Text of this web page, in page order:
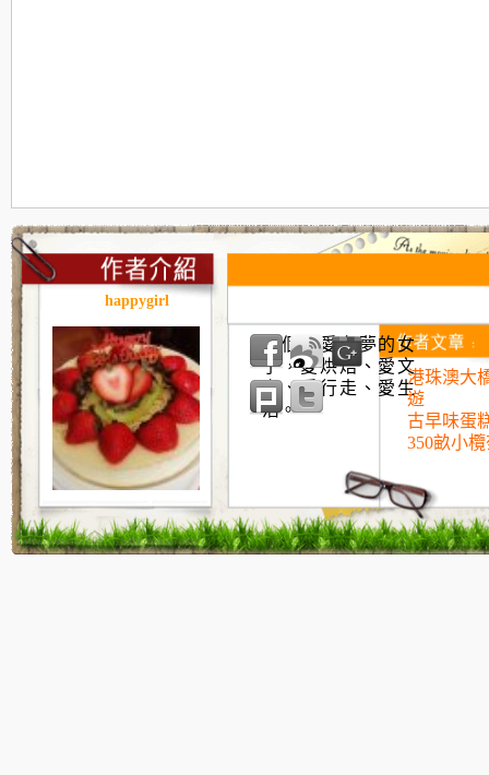
happygirl
一個有愛有夢的女
子，愛烘焙、愛文
字、愛行走、愛生
活。
港珠澳大
遊
古早味蛋
350畝小